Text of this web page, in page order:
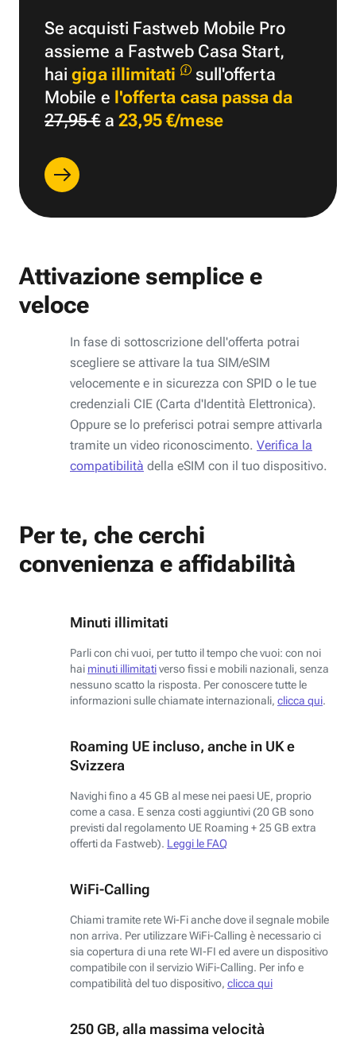
Se acquisti Fastweb Mobile Pro
assieme a Fastweb Casa Start,
haigiga illimitati
sull'offerta
Mobile e l'offerta casa passa da
27,95 €a 23,95 €/mese
Attivazione semplice e
veloce
In fase di sottoscrizione dell'offerta potrai
scegliere se attivare la tua SIM/eSIM
velocemente e in sicurezza con SPID o le tue
credenziali CIE (Carta d'Identità Elettronica).
Oppure se lo preferisci potrai sempre attivarla
tramite un video riconoscimento. Verifica la
compatibilità della eSIM con il tuo dispositivo.
Per te, che cerchi
convenienza e affidabilità
Minuti illimitati
Parli con chi vuoi, per tutto il tempo che vuoi: con noi
hai minuti illimitativerso fissi e mobili nazionali, senza
nessuno scatto la risposta. Per conoscere tutte le
informazioni sulle chiamate internazionali, clicca qui.
Roaming UE incluso, anche in UK e
Svizzera
Navighi fino a 45 GB al mese nei paesi UE, proprio
come a casa. E senza costi aggiuntivi (20 GB sono
previsti dal regolamento UE Roaming + 25 GB extra
offerti da Fastweb). Leggi le FAQ
WiFi-Calling
Chiami tramite rete Wi-Fi anche dove il segnale mobile
non arriva. Per utilizzare WiFi-Calling è necessario ci
sia copertura di una rete WI-FI ed avere un dispositivo
compatibile con il servizio WiFi-Calling. Per info e
compatibilità del tuo dispositivo, clicca qui
250 GB, alla massima velocità